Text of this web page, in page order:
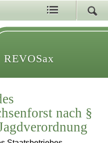
REVOSax
nach §